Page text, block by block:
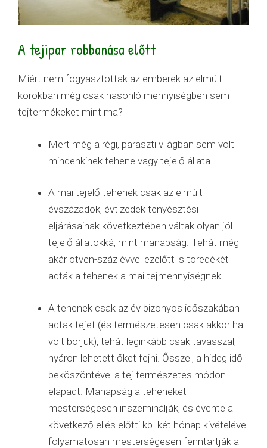
A tejipar robbanása előtt
Miért nem fogyasztottak az emberek az elmúlt
korokban még csak hasonló mennyiségben sem
tejtermékeket mint ma?
Mert még a régi, paraszti világban sem volt
mindenkinek tehene vagy tejelő állata.
A mai tejelő tehenek csak az elmúlt
évszázadok, évtizedek tenyésztési
eljárásainak következtében váltak olyan jól
tejelő állatokká, mint manapság. Tehát még
akár ötven-száz évvel ezelőtt is töredékét
adták a tehenek a mai tejmennyiségnek.
A tehenek csak az év bizonyos időszakában
adtak tejet (és természetesen csak akkor ha
volt borjuk), tehát leginkább csak tavasszal,
nyáron lehetett őket fejni. Ősszel, a hideg idő
beköszöntével a tej természetes módon
elapadt. Manapság a teheneket
mesterségesen inszeminálják, és évente a
következő ellés előtti kb. két hónap kivételével
folyamatosan mesterségesen fenntartják a